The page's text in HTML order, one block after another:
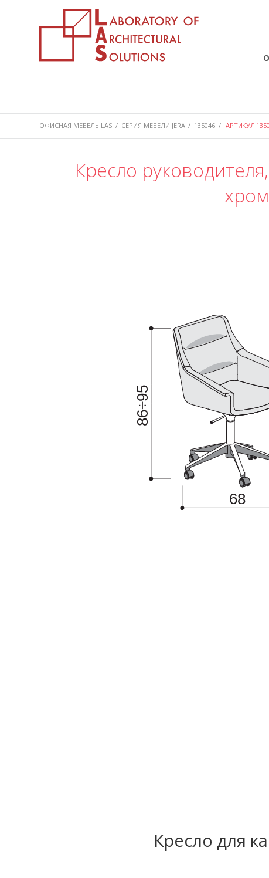
ОФИСНАЯ МЕБЕЛЬ LAS / СЕРИЯ МЕБЕЛИ JERA / 135046 / АРТИКУЛ
Кресло
Кресло для